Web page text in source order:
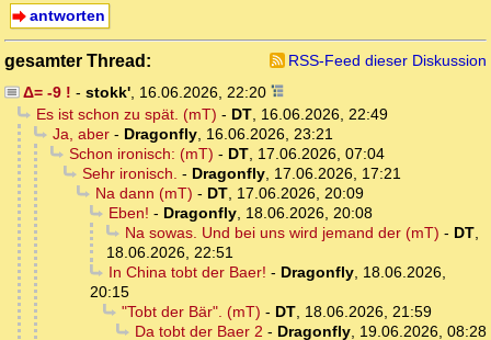
antworten
gesamter Thread:
RSS-Feed dieser Diskussion
Δ= -9 ! - stokk', 16.06.2026, 22:20
Es ist schon zu spät. (mT) - DT, 16.06.2026, 22:49
Ja, aber- Dragonfly, 16.06.2026, 23:21
Schon ironisch: (mT) - DT, 17.06.2026, 07:04
Sehr ironisch. - Dragonfly, 17.06.2026, 17:21
Na dann (mT) - DT, 17.06.2026, 20:09
Eben! - Dragonfly, 18.06.2026, 20:08
Na sowas. Und bei uns wird jemand der (mT) - DT,
18.06.2026, 22:51
In China tobt der Baer! - Dragonfly, 18.06.2026,
20:15
"Tobt der Bär". (mT) - DT, 18.06.2026, 21:59
Da tobt der Baer 2 - Dragonfly, 19.06.2026, 08:28